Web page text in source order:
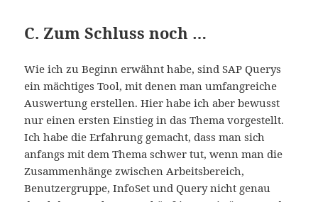
C. Zum Schluss noch …
Wie ich zu Beginn erwähnt habe, sind SAP Querys
ein mächtiges Tool, mit denen man umfangreiche
Auswertung erstellen. Hier habe ich aber bewusst
nur einen ersten Einstieg in das Thema vorgestellt.
Ich habe die Erfahrung gemacht, dass man sich
anfangs mit dem Thema schwer tut, wenn man die
Zusammenhänge zwischen Arbeitsbereich,
Benutzergruppe, InfoSet und Query nicht genau